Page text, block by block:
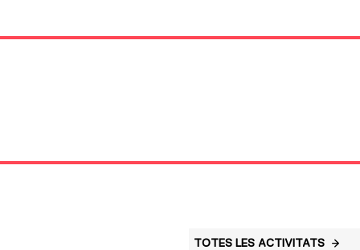
TOTES LES ACTIVITATS